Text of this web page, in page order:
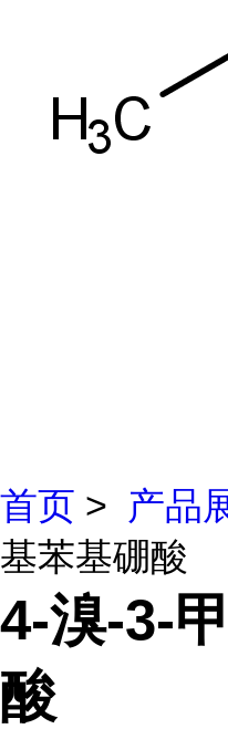
首页 > 产品
基苯基硼酸
4-溴-3-
酸